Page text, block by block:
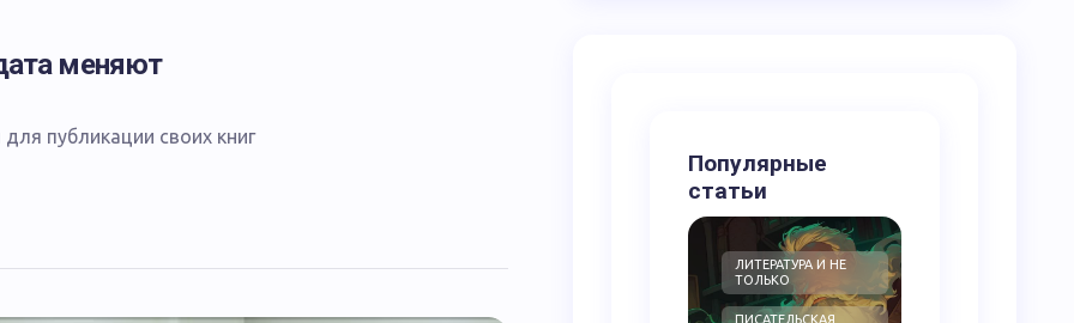
меняют
публикации своих книг
Популярные
статьи
ЛИТЕРАТУРА И НЕ
ТОЛЬКО
ПИСАТЕЛЬСКАЯ